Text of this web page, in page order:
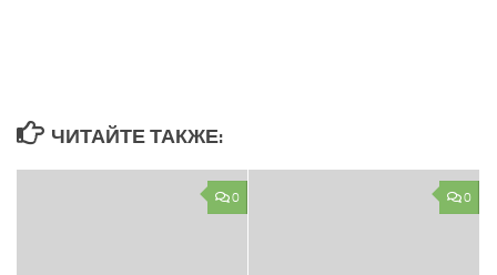
ЧИТАЙТЕ ТАКЖЕ:
0 0